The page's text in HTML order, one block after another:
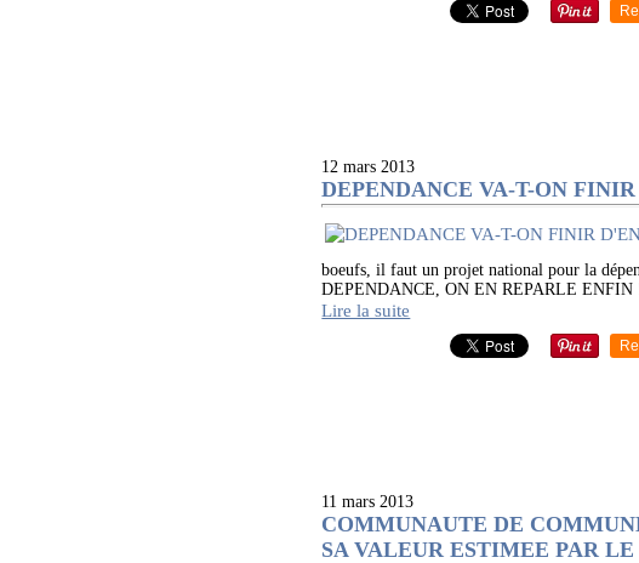
12 mars 2013
DEPENDANCE VA-T-ON
boeufs, il faut un projet national pour la
DEPENDANCE, ON EN REPARLE ENFIN
Lire la suite
11 mars 2013
COMMUNAUTE DE
SA VALEUR ESTIMEE PAR